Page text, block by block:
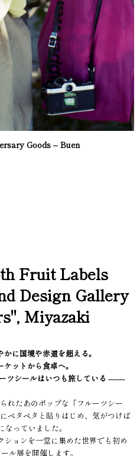
Goods – Buen
Fruit Labels
Design Gallery
Miyazaki
に国境や赤道を超える。
ットから食卓へ。
ツシールはいつも旅している ––––
れたあのポップな「フルーツシー
ペタペタと貼りはじめ、気がつけば
なっていました。
ションを一堂に集めた世界でも初め
ル展を開催します。